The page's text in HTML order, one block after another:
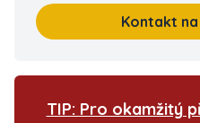
Kontakt
TIP: Pro okamžitý